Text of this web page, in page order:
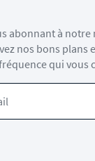
abonnant à
nos bons plans
qui vous